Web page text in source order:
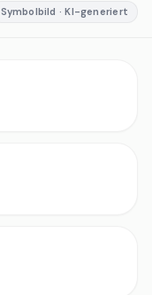
Symbolbild · KI-generiert